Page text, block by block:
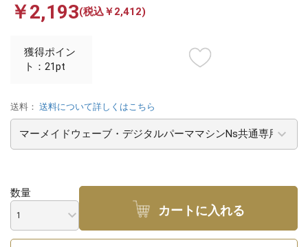
￥2,193(税込￥2,412)
獲得ポイン
ト：21pt
送料： 送料について詳しくはこちら
数量
カートに入れる